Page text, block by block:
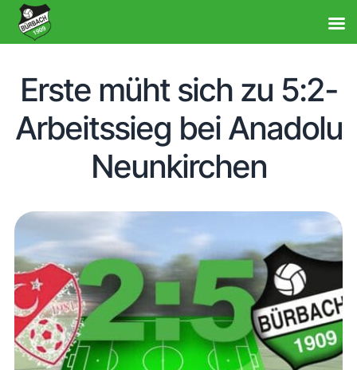
Erste müht sich zu 5:2-
Arbeitssieg bei Anadolu
Neunkirchen